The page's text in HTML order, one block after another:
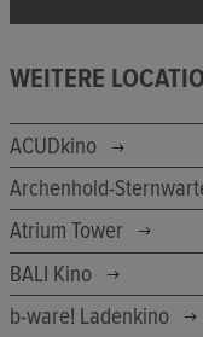
WEITERE
ACUDkino
Archenhold-
Atrium Tower
BALI Kino
b-ware! Ladenkino